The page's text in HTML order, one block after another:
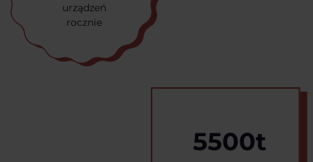
urządzeń
rocznie
5500t